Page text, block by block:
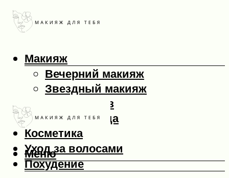
Макияж
Вечерний макияж
Звездный макияж
Макияж глаз
Макияж лица
Косметика
Уход за волосами
Похудение
Меню